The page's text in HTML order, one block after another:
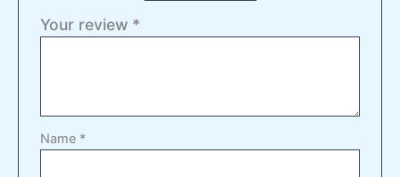
Your review *
Name *